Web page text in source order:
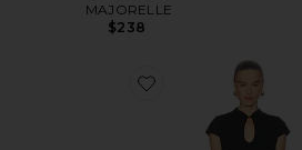
MAJORELLE
$238